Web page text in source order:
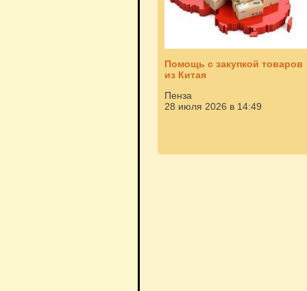
Помощь с закупкой товаров
из Китая
Пенза
28 июля 2026 в 14:49